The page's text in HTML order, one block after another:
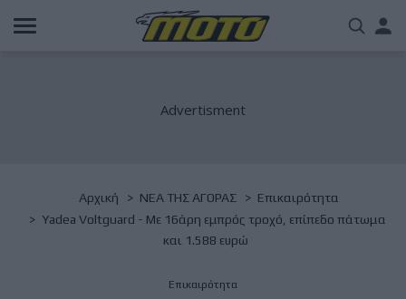
Παράκαμψη
προς
Breadcrumb
Αρχική NΕΑ ΤΗΣ ΑΓΟΡΑΣ
Επικαιρότητα
Yadea Voltguard - Με 16άρη εμπρός τροχό, επίπεδο πάτωμα
και 1.588 ευρώ
Επικαιρότητα